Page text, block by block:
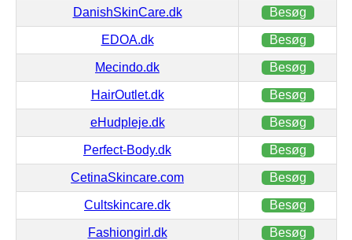
DanishSkinCare.dk Besøg
EDOA.dk Besøg
Mecindo.dk Besøg
HairOutlet.dk Besøg
eHudpleje.dk Besøg
Perfect-Body.dk Besøg
CetinaSkincare.com Besøg
Cultskincare.dk Besøg
Fashiongirl.dk Besøg